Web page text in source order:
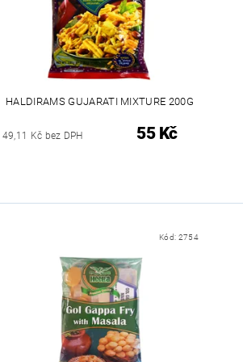
HALDIRAMS GUJARATI MIXTURE 200G
49,11 Kč bez DPH 55 Kč
Kód: 2754